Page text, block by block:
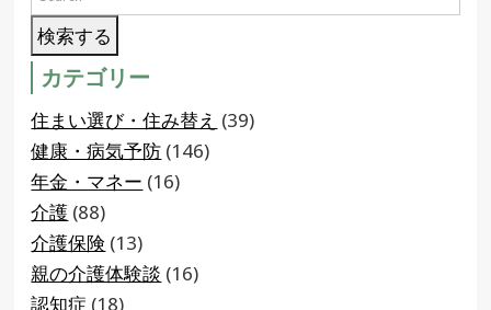
カテゴリー
住まい選び・住み替え (39)
健康・病気予防 (146)
年金・マネー (16)
介護 (88)
介護保険 (13)
親の介護体験談 (16)
認知症 (18)